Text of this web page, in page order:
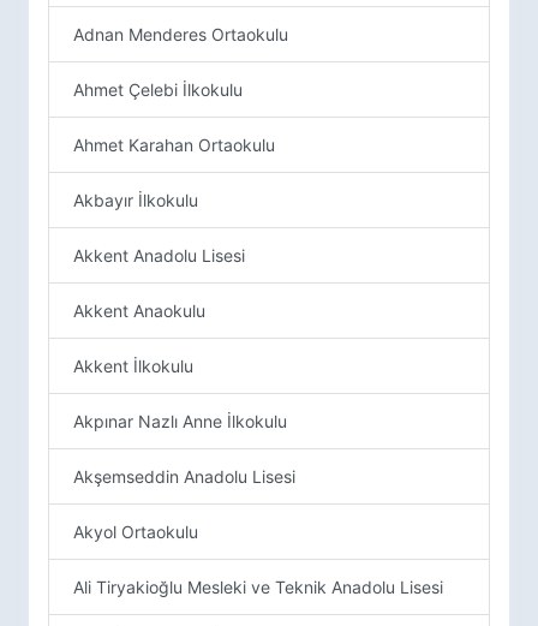
Adnan Menderes Ortaokulu
Ahmet Çelebi İlkokulu
Ahmet Karahan Ortaokulu
Akbayır İlkokulu
Akkent Anadolu Lisesi
Akkent Anaokulu
Akkent İlkokulu
Akpınar Nazlı Anne İlkokulu
Akşemseddin Anadolu Lisesi
Akyol Ortaokulu
Ali Tiryakioğlu Mesleki ve Teknik Anadolu Lisesi